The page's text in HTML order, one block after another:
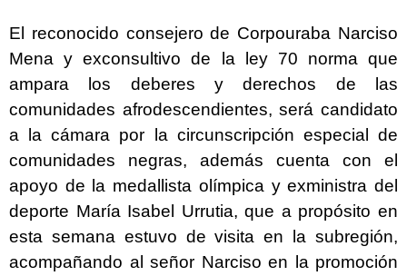
El reconocido consejero de Corpouraba Narciso
Mena y exconsultivo de la ley 70 norma que
ampara los deberes y derechos de las
comunidades afrodescendientes, será candidato
a la cámara por la circunscripción especial de
comunidades negras, además cuenta con el
apoyo de la medallista olímpica y exministra del
deporte María Isabel Urrutia, que a propósito en
esta semana estuvo de visita en la subregión,
acompañando al señor Narciso en la promoción